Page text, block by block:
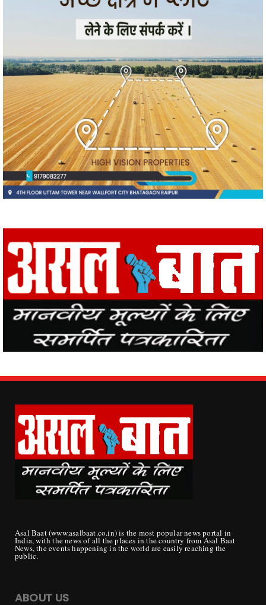
Asal Baat (www.asalbaat.co.in) is the most popular news portal in
India, with the news of all the places in the country from Asal Baat
News, the events happening in the world are easily reaching the
public.
ABOUT US